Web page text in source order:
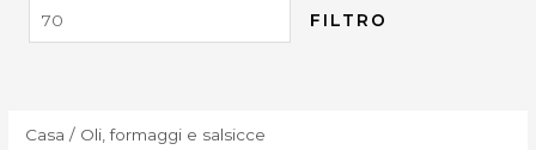
FILTRO
Casa / Oli, formaggi e salsicce